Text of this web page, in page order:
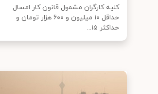
کلیه کارگران مشمول قانون کار امسال
حداقل ۱۰ میلیون و ۶۰۰ هزار تومان و
حداکثر ۱۵...